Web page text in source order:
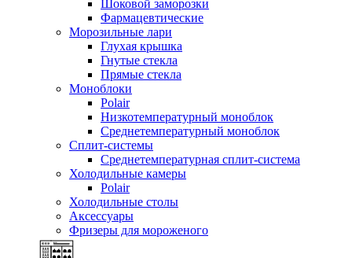
Шоковой заморозки
Фармацевтические
Морозильные лари
Глухая крышка
Гнутые стекла
Прямые стекла
Моноблоки
Polair
Низкотемпературный моноблок
Среднетемпературный моноблок
Сплит-системы
Среднетемпературная сплит-система
Холодильные камеры
Polair
Холодильные столы
Аксессуары
Фризеры для мороженого